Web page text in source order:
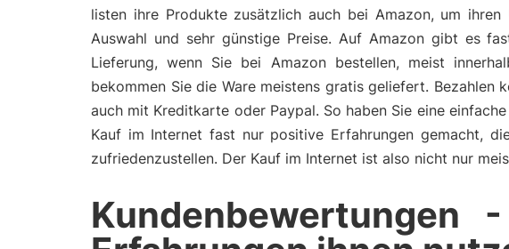
listen ihre Produkte zusätzlich auch bei Amazon, um
Auswahl und sehr günstige Preise. Auf Amazon gibt es
Lieferung, wenn Sie bei Amazon bestellen, meist
bekommen Sie die Ware meistens gratis geliefert. Bezahlen
auch mit Kreditkarte oder Paypal. So haben Sie eine
Kauf im Internet fast nur positive Erfahrungen gemacht,
zufriedenzustellen. Der Kauf im Internet ist also nicht nur
Kundenbewertungen